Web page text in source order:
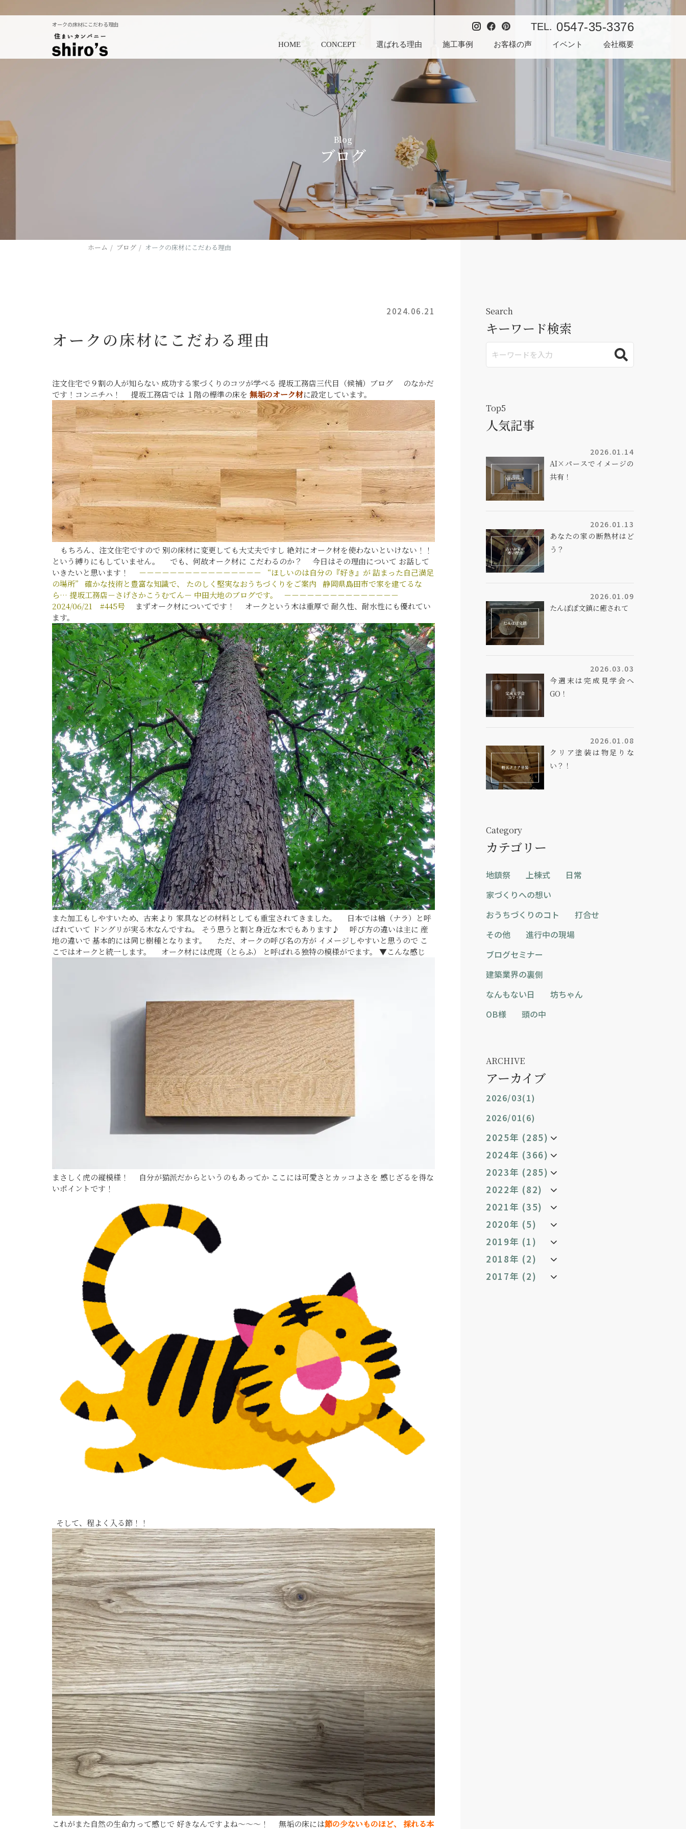
オークの床材にこだわる理由 TEL. 0547-35-3376
HOME CONCEPT 選ばれる理由 施工事例 お客様の声 イベント 会社概要
Blog
ブログ
ホーム ブログ オークの床材にこだわる理由
2024.06.21
オークの床材にこだわる理由
注文住宅で９割の人が知らない 成功する家づくりのコツが学べる 提坂工務店三代目（候補）ブログ のなかだ
です！コンニチハ！ 提坂工務店では １階の標準の床を 無垢のオーク材に設定しています。
もちろん、注文住宅ですので 別の床材に変更しても大丈夫ですし 絶対にオーク材を使わないといけない！！
という縛りにもしていません。 でも、何故オーク材に こだわるのか？ 今日はその理由について お話して
いきたいと思います！ －－－－－－－－－－－－－－－－ “ほしいのは自分の『好き』が詰まった自己満足
の場所”
確かな技術と豊富な知識で、 たのしく堅実なおうちづくりをご案内
静岡県島田市で家を建てるな
ら… 提坂工務店－さげさかこうむてん－ 中田大地のブログです。
－－－－－－－－－－－－－－－
2024/06/21
#445号 まずオーク材についてです！ オークという木は重厚で 耐久性、耐水性にも優れてい
ます。
また加工もしやすいため、 古来より 家具などの材料としても重宝されてきました。
日本では楢（ナラ）と呼
ばれていて ドングリが実る木なんですね。 そう思うと割と身近な木でもあります♪ 呼び方の違いは主に 産
地の違いで 基本的には同じ樹種となります。 ただ、オークの呼び名の方が イメージしやすいと思うので こ
こではオークと統一します。 オーク材には虎斑（とらふ） と呼ばれる独特の模様がでます。 ▼こんな感じ
まさしく虎の縦模様！ 自分が猫派だからというのもあってか ここには可愛さとカッコよさを 感じざるを得な
いポイントです！
そして、程よく入る節！！
これがまた自然の生命力って感じで 好きなんですよね～～～！ 無垢の床には節の少ないものほど、 採れる本
Search
キーワード検索
Top5
人気記事
2026.01.14
AI×パースでイメージの
共有！
2026.01.13
あなたの家の断熱材はど
う？
2026.01.09
たんぽぽ文鎮に癒されて
2026.03.03
今週末は完成見学会へ
GO！
2026.01.08
クリア塗装は物足りな
い？！
Category
カテゴリー
地鎮祭 上棟式
日常
家づくりへの想い
おうちづくりのコト
打合せ
その他
進行中の現場
ブログセミナー
建築業界の裏側
なんもない日
坊ちゃん
OB様
頭の中
ARCHIVE
アーカイブ
2026/03(1)
2026/01(6)
2025年 (285)
2024年 (366)
2023年 (285)
2022年 (82)
2021年 (35)
2020年 (5)
2019年 (1)
2018年 (2)
2017年 (2)